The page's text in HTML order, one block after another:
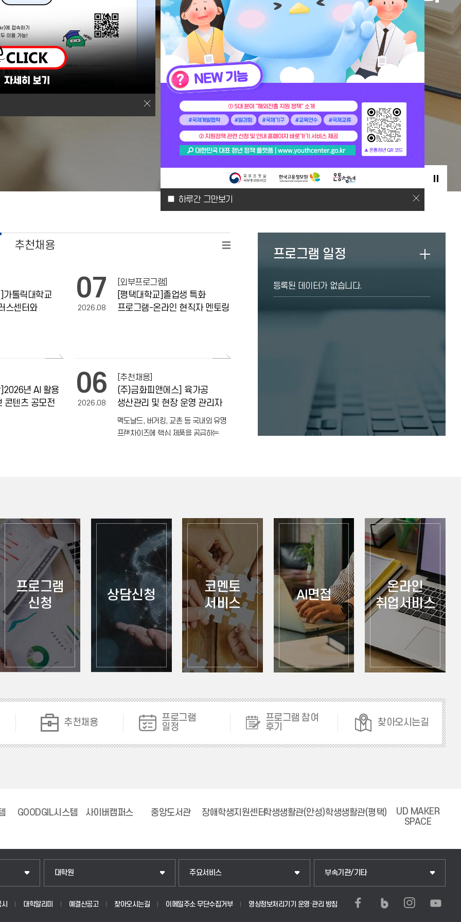
가톨릭대학교
스센터와
[외부프로그램]
[평택대학교]졸업생 특화
프로그램-온라인 현직자 멘토링
2026.08
07
년 AI 활용
콘텐츠 공모전
[추천채용]
(주)금화피앤에스] 육가공
생산관리 및 현장 운영 관리자
추천채용 (초보자/신입 환영)
맥도날드, 버거킹, 교촌 등 국내외 유명
프랜차이즈에 핵심 제품을 공급하는
2026.08
06
추천채용
프로그램 일정
등록된 데이터가 없습니다.
프로그램
신청
상담신청
코멘토
서비스
AI면접
온라인
취업서비스
추천채용
프로그램
일정
프로그램 참여
후기
찾아오시는길
GOODGIL시스템 사이버캠퍼스 중앙도서관 장애학생지원센터학생생활관(안성)학생생활관(평택)
UD MAKER
SPACE
대학원
일반대학원
산업대학원
주요서비스
입학안내
웹메일
부속기관/기타
중앙도서관
학생생활관(안성)
대학알리미 예결산공고 찾아오시는길 이메일주소 무단수집거부 영상정보처리기기 운영·관리 방침
하루간 그만보기